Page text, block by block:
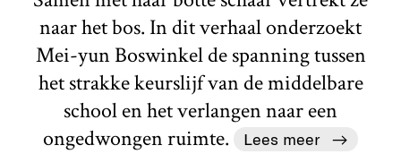
naar het bos. In dit verhaal onderzoekt
Mei-yun Boswinkel de spanning tussen
het strakke keurslijf van de middelbare
school en het verlangen naar een
ongedwongen ruimte.
Lees meer